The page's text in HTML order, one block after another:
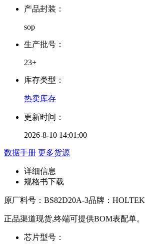
产品封装：
sop
生产批号：
23+
库存类型：
热卖库存
更新时间：
2026-8-10 14:01:00
数据手册 更多货源
详细信息
规格书下载
原厂料号： BS82D20A-3品牌： HOLTEK
正品渠道现货,终端可提供BOM表配单。
芯片型号：